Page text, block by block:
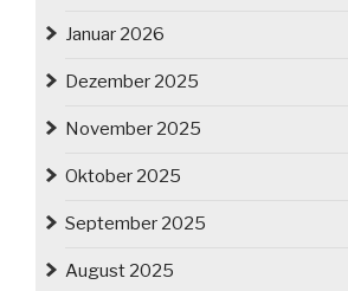
Januar 2026
Dezember 2025
November 2025
Oktober 2025
September 2025
August 2025